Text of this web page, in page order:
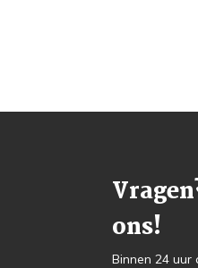
ons!
Binnen 24